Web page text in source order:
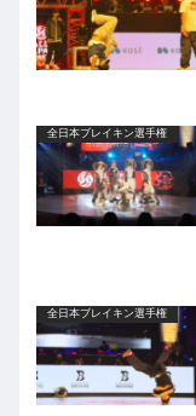
全日本ブレイキン選手権
全日本ブレイキン選手権